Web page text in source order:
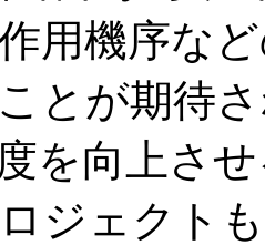
用機序な
とが期待
を向上さ
ジェクト